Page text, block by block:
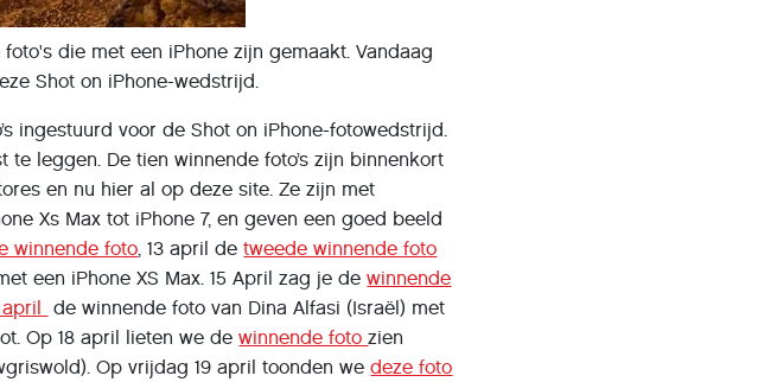
die met een iPhone zijn gemaakt. Vandaag
Shot on iPhone-wedstrijd.
ingestuurd voor de Shot on iPhone-fotowedstrijd.
leggen. De tien winnende foto’s zijn binnenkort
en nu hier al op deze site. Ze zijn met
Xs Max tot iPhone 7, en geven een goed beeld
winnende foto, 13 april detweede winnende foto
een iPhone XS Max. 15 April zag je dewinnende
april de winnende foto van Dina Alfasi (Israël) met
Op 18 april lieten we dewinnende fotozien
Op vrijdag 19 april toonden wedeze foto